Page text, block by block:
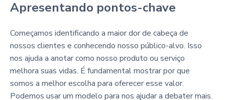
Apresentando pontos-chave
Começamos identificando a maior dor de cabeça de
nossos clientes e conhecendo nosso público-alvo. Isso
nos ajuda a anotar como nosso produto ou serviço
melhora suas vidas. É fundamental mostrar por que
somos a melhor escolha para oferecer esse valor.
Podemos usar um modelo para nos ajudar a debater mais.